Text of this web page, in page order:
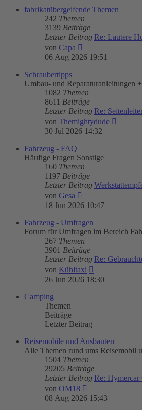
fabrikatübergeifende Themen
242 Themen
3139 Beiträge
Letzter Beitrag Re: Lautere
von Capa
Beitrag
06 Aug 2026 19:51
Schraubertipps
Umbau- und Reparaturanleitungen
1082 Themen
8611 Beiträge
Letzter Beitrag Re:
von Themightydude
30 Jul 2026 14:32
Fahrzeug - FAQ
Häufige Fragen Sonstige
160 Themen
1197 Beiträge
Letzter Beitrag
von Gesa
Beitrag
18 Jun 2026 10:47
Fahrzeug - Umfragen
Forum für Umfragen im Bereich
267 Themen
3901 Beiträge
Letzter Beitrag Re:
von Kühltaxi
Beitrag
26 Jun 2026 18:30
Camping
Themen
Beiträge
Letzter Beitrag
Reisemobile und Ausbauten
Alle Themen rund ums Reisemobil
1504 Themen
29205 Beiträge
Letzter Beitrag Re:
von OM18
Beitrag
08 Aug 2026 15:43